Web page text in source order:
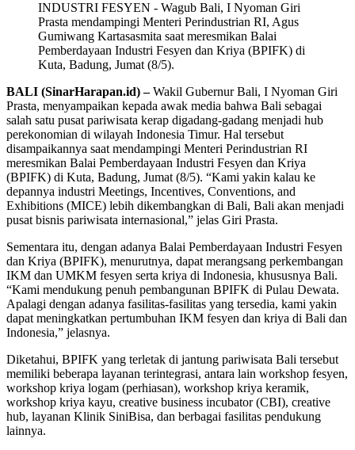
INDUSTRI FESYEN - Wagub Bali, I Nyoman Giri
Prasta mendampingi Menteri Perindustrian RI, Agus
Gumiwang Kartasasmita saat meresmikan Balai
Pemberdayaan Industri Fesyen dan Kriya (BPIFK) di
Kuta, Badung, Jumat (8/5).
BALI (SinarHarapan.id) –Wakil Gubernur Bali, I Nyoman Giri
Prasta, menyampaikan kepada awak media bahwa Bali sebagai
salah satu pusat pariwisata kerap digadang-gadang menjadi hub
perekonomian di wilayah Indonesia Timur. Hal tersebut
disampaikannya saat mendampingi Menteri Perindustrian RI
meresmikan Balai Pemberdayaan Industri Fesyen dan Kriya
(BPIFK) di Kuta, Badung, Jumat (8/5). “Kami yakin kalau ke
depannya industri Meetings, Incentives, Conventions, and
Exhibitions (MICE) lebih dikembangkan di Bali, Bali akan menjadi
pusat bisnis pariwisata internasional,” jelas Giri Prasta.
Sementara itu, dengan adanya Balai Pemberdayaan Industri Fesyen
dan Kriya (BPIFK), menurutnya, dapat merangsang perkembangan
IKM dan UMKM fesyen serta kriya di Indonesia, khususnya Bali.
“Kami mendukung penuh pembangunan BPIFK di Pulau Dewata.
Apalagi dengan adanya fasilitas-fasilitas yang tersedia, kami yakin
dapat meningkatkan pertumbuhan IKM fesyen dan kriya di Bali dan
Indonesia,” jelasnya.
Diketahui, BPIFK yang terletak di jantung pariwisata Bali tersebut
memiliki beberapa layanan terintegrasi, antara lain workshop fesyen,
workshop kriya logam (perhiasan), workshop kriya keramik,
workshop kriya kayu, creative business incubator (CBI), creative
hub, layanan Klinik SiniBisa, dan berbagai fasilitas pendukung
lainnya.